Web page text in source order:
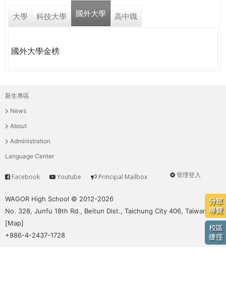
培
養
具
國
移
動
的
世
界
公
e
r
e
大學 科技大學 國外大學 高中職
國外大學金榜
分眾
導覽
校區
捷徑
主
選
單
新生專區
News
About
Administration
Language Center
User
管理登入
Service
Facebook Youtube Principal Mailbox
WAGOR High School © 2012-2026
No. 328, Junfu 18th Rd., Beitun Dist., Taichung City 406, Taiwan
[Map]
+886-4-2437-1728